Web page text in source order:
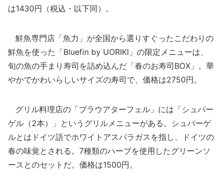
は1430円（税込・以下同）。
鮮魚専門店「魚力」が全国から選りすぐったこだわりの
鮮魚を使った「Bluefin by UORIKI」の限定メニューは、
旬の魚の手まり寿司を詰め込んだ「春のお寿司BOX」。華
やかでかわいらしいサイズの寿司で、価格は2750円。
グリル料理店の「ブラウアターフェル」には「シュパー
ゲル（2本）」というグリルメニューがある。シュパーゲ
ルとはドイツ語でホワイトアスパラガスを指し、ドイツの
春の味覚とされる。7種類のハーブを使用したグリーンソ
ースとのセットだ。価格は1500円。